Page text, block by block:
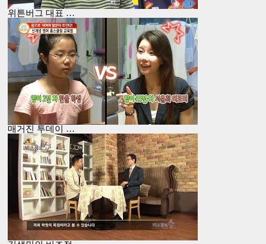
위튼버그 대표 …
매거진 투데이 …